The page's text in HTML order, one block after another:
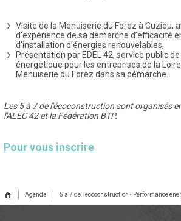
Visite de la Menuiserie du Forez à Cuzieu,
d’expérience de sa démarche d’efficacité
d’installation d’énergies renouvelables,
Présentation par EDEL 42, service public
énergétique pour les entreprises de la
Menuiserie du Forez dans sa démarche.
Les 5 à 7 de l'écoconstruction sont organisés
l'ALEC 42 et la Fédération BTP.
Pour vous inscrire
Agenda 5 à 7 de l'écoconstruction - Performance